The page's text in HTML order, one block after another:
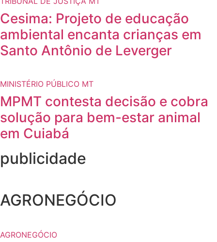
Cesima: Projeto de educação
ambiental encanta crianças em
Santo Antônio de Leverger
MINISTÉRIO PÚBLICO MT
MPMT contesta decisão e cobra
solução para bem-estar animal
em Cuiabá
publicidade
AGRONEGÓCIO
AGRONEGÓCIO